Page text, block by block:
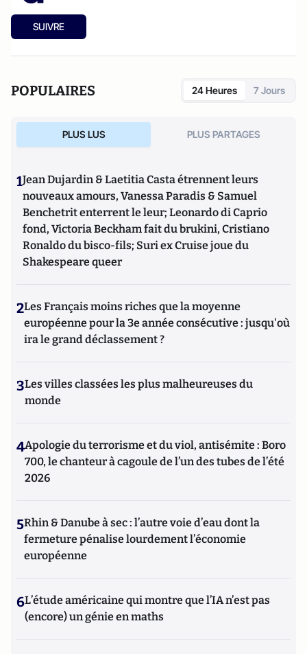
SUIVRE
POPULAIRES 24 Heures 7 Jours
PLUS LUS PLUS PARTAGES
1Jean Dujardin & Laetitia Casta étrennent leurs
nouveaux amours, Vanessa Paradis & Samuel
Benchetrit enterrent le leur; Leonardo di Caprio
fond, Victoria Beckham fait du brukini, Cristiano
Ronaldo du bisco-fils; Suri ex Cruise joue du
Shakespeare queer
2Les Français moins riches que la moyenne
européenne pour la 3e année consécutive : jusqu'où
ira le grand déclassement ?
3Les villes classées les plus malheureuses du
monde
4Apologie du terrorisme et du viol, antisémite : Boro
700, le chanteur à cagoule de l’un des tubes de l’été
2026
5Rhin & Danube à sec : l’autre voie d’eau dont la
fermeture pénalise lourdement l’économie
européenne
6L’étude américaine qui montre que l’IA n’est pas
(encore) un génie en maths